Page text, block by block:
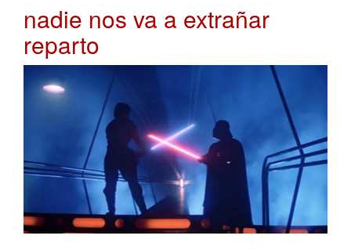
nadie nos va a extrañar
reparto